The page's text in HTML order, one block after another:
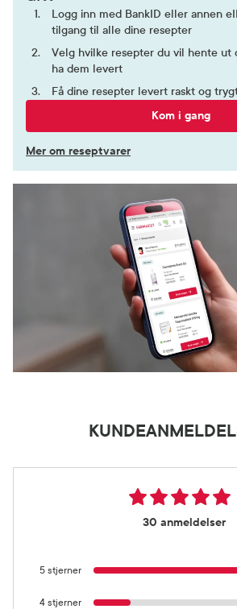
Logg inn med BankID eller annen
tilgang til alle dine resepter
Velg hvilke resepter du vil hente ut
ha dem levert
Få dine resepter levert raskt og
Kom i gang
Mer om reseptvarer
30 anmeldelser
5 stjerner
4 stjerner